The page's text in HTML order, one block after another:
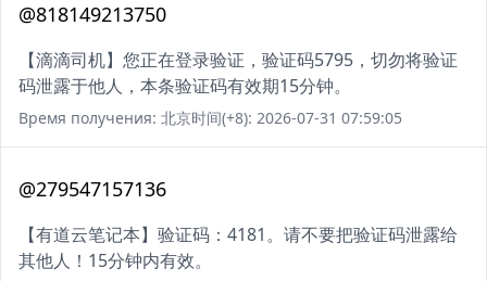
@818149213750
【滴滴司机】您正在登录验证，验证码5795，切勿将验证
码泄露于他人，本条验证码有效期15分钟。
Время получения: 北京时间(+8): 2026-07-31 07:59:05
@279547157136
【有道云笔记本】验证码：4181。请不要把验证码泄露给
其他人！15分钟内有效。